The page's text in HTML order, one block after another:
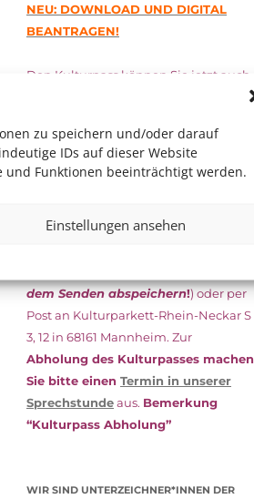
zu speichern und/oder darauf
IDs auf dieser Website
Funktionen beeinträchtigt werden.
Einstellungen ansehen
NEU: DOWNLOAD UND DIGITAL
BEANTRAGEN!
Den Kulturpass können Sie jetzt auch
esunterschriebenzusammen mit
dem aktuellen
(Bürgergeld/
das Kulturparkett zurück: Per E-Mail
dem Senden abspeichern!) oder per
Post an Kulturparkett-Rhein-Neckar S
3, 12 in 68161 Mannheim. Zur
Abholung des Kulturpasses machen
Sie bitte einen Termin in unserer
Sprechstundeaus. Bemerkung
“Kulturpass Abholung”
WIR SIND UNTERZEICHNER*INNEN DER